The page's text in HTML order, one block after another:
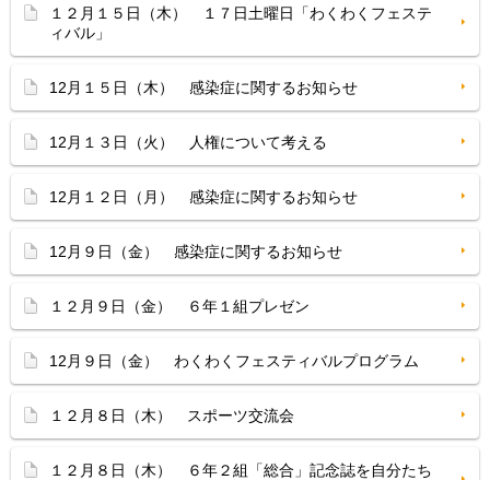
１２月１５日（木） １７日土曜日「わくわくフェステ
ィバル」
12月１５日（木） 感染症に関するお知らせ
12月１３日（火） 人権について考える
12月１２日（月） 感染症に関するお知らせ
12月９日（金） 感染症に関するお知らせ
１２月９日（金） ６年１組プレゼン
12月９日（金） わくわくフェスティバルプログラム
１２月８日（木） スポーツ交流会
１２月８日（木） ６年２組「総合」記念誌を自分たち